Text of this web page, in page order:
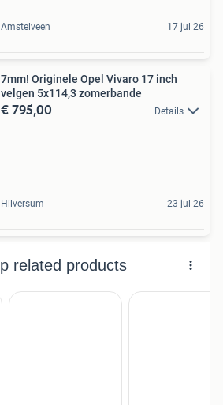
Amstelveen 17 jul 26
7mm! Originele Opel Vivaro 17 inch
velgen 5x114,3 zomerbande
€ 795,00 Details
Hilversum 23 jul 26